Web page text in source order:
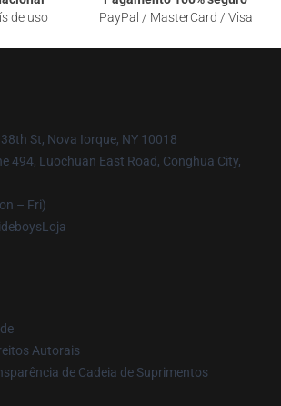
de uso
PayPal / MasterCard / Visa
38th St, Nova Iorque, NY 10018
494, Luochuan East Road, Conghua City,
– Fri)
Autorais
de Cadeia de Suprimentos